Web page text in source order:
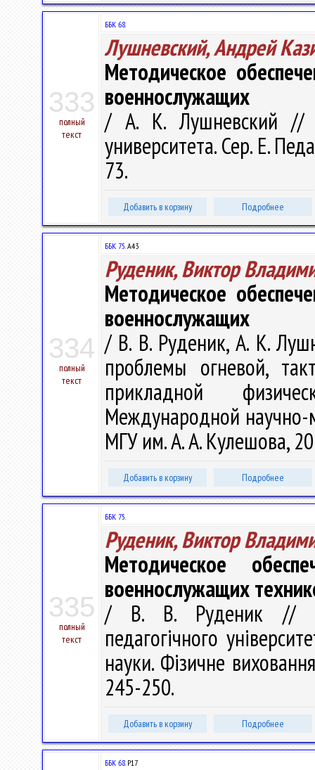
333
полный
текст
ББК 68.
Лушневский, Андрей
Методическое
военнослужащих
/ А. К. Лушневский //
университета. Сер. E.
73.
Добавить в корзину Подробнее
334
полный
текст
ББК 75.А43
Руденик, Виктор
Методическое
военнослужащих
/ В. В. Руденик, А. К.
проблемы огневой,
прикладной
Международной
МГУ им. А. А. Кулешова,
Добавить в корзину Подробнее
335
полный
текст
ББК 75.
Руденик, Виктор
Методическое
военнослужащих
/ В. В. Руденик //
педагогiчного
науки. Фiзичне
245-250.
Добавить в корзину Подробнее
ББК 68.Р17